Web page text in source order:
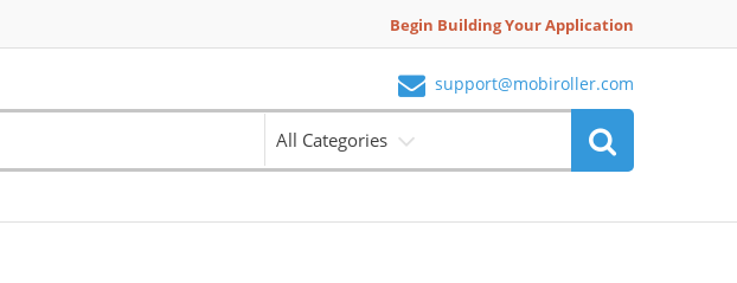
Begin Building Your Application
support@mobiroller.com
All Categories